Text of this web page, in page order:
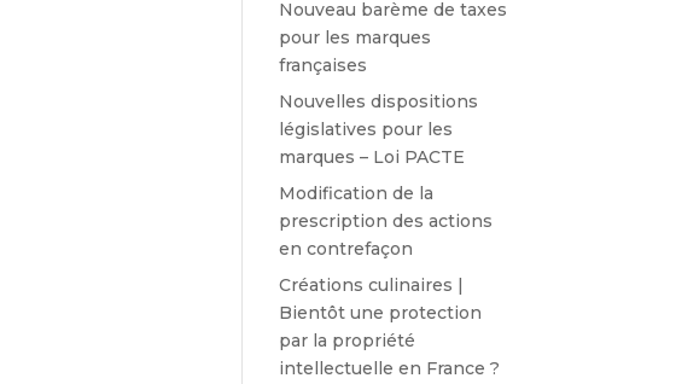
Nouveau barème de taxes
pour les marques
françaises
Nouvelles dispositions
législatives pour les
marques – Loi PACTE
Modification de la
prescription des actions
en contrefaçon
Créations culinaires |
Bientôt une protection
par la propriété
intellectuelle en France ?